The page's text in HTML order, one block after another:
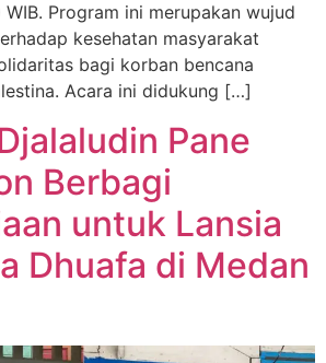
WIB. Program ini merupakan wujud
kesehatan masyarakat
bagi korban bencana
Acara ini didukung […]
Pane
Berbagi
untuk Lansia
Dhuafa di Medan